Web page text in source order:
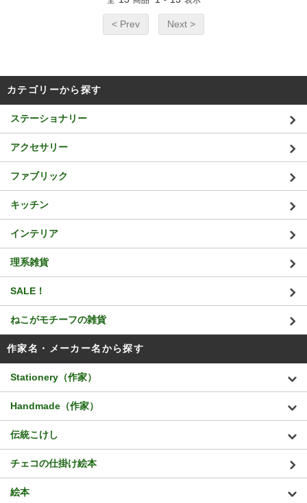
< Prev Next >
カテゴリーから探す
ステーショナリー
アクセサリー
ファブリック
キッチン
インテリア
理系雑貨
SALE！
ねこがモチーフの雑貨
作家名・メーカー名から探す
Stationery（作家）
Handmade（作家）
伝統こけし
チェコの仕掛け絵本
絵本